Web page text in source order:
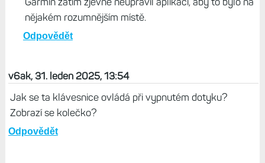
nějakém rozumnějším místě.
Odpovědět
v6ak, 31. leden 2025, 13:54
Jak se ta klávesnice ovládá při vypnutém dotyku?
Zobrazí se kolečko?
Odpovědět